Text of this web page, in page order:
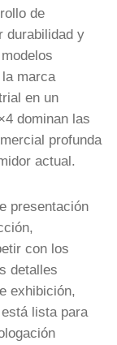
de
durabilidad y
marca
en un
dominan las
profunda
actual.
presentación
con los
detalles
exhibición,
lista para